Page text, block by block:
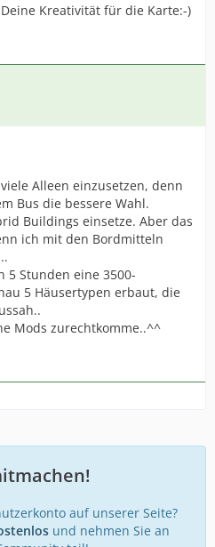
Kreativität für die Karte:-)
Alleen einzusetzen, denn
Bus die bessere Wahl.
Buildings einsetze. Aber das
ich mit den Bordmitteln
5 Stunden eine 3500-
5 Häusertypen erbaut, die
Mods zurechtkomme..^^
auf unserer Seite?
und nehmen Sie an